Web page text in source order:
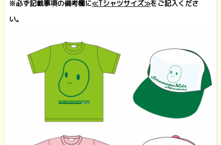
※必ず記載事項の備考欄に≪Tシャツサイズ≫をご記入くださ
い。